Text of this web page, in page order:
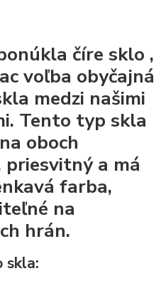
číre sklo ,
voľba obyčajná
medzi našimi
Tento typ skla
oboch
priesvitný a má
farba,
na
hrán.
skla: